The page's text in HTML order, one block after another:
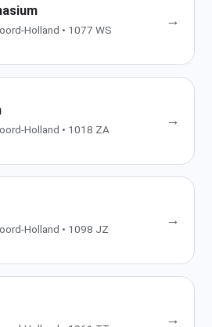
Holland • 1077 WS
→
Holland • 1018 ZA
→
Holland • 1098 JZ
→
→